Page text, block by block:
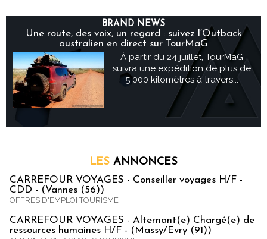
BRAND NEWS
Une route, des voix, un regard : suivez l’Outback
australien en direct sur TourMaG
À partir du 24 juillet, TourMaG
suivra une expédition de plus de
5 000 kilomètres à travers...
LES ANNONCES
CARREFOUR VOYAGES - Conseiller voyages H/F -
CDD - (Vannes (56))
OFFRES D'EMPLOI TOURISME
CARREFOUR VOYAGES - Alternant(e) Chargé(e) de
ressources humaines H/F - (Massy/Evry (91))